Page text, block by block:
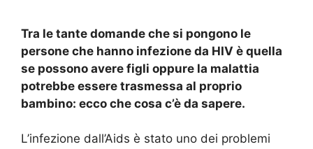
Tra le tante domande che si pongono le
persone che hanno infezione da HIV è quella
se possono avere figli oppure la malattia
potrebbe essere trasmessa al proprio
bambino: ecco che cosa c’è da sapere.
L’infezione dall’Aids è stato uno dei problemi